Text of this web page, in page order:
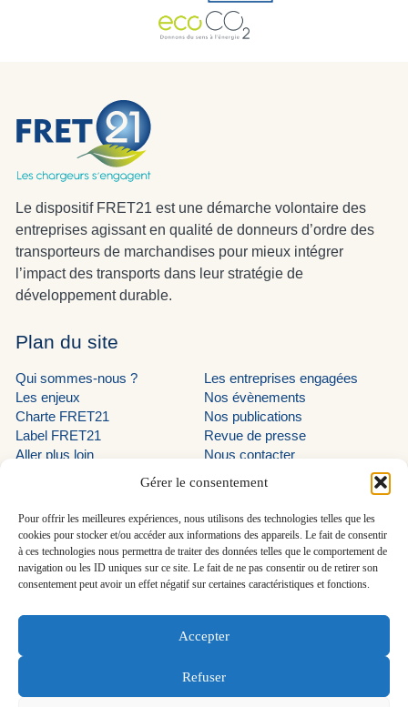
Gérer le consentement
Pour offrir les meilleures expériences, nous utilisons des technologies telles que les
cookies pour stocker et/ou accéder aux informations des appareils. Le fait de consentir
à ces technologies nous permettra de traiter des données telles que le comportement de
navigation ou les ID uniques sur ce site. Le fait de ne pas consentir ou de retirer son
consentement peut avoir un effet négatif sur certaines caractéristiques et fonctions.
Accepter
Refuser
Le dispositif FRET21 est une démarche volontaire des
entreprises agissant en qualité de donneurs d’ordre des
transporteurs de marchandises pour mieux intégrer
l’impact des transports dans leur stratégie de
développement durable.
Plan du site
Qui sommes-nous ?
Les enjeux
Charte FRET21
Label FRET21
Aller plus loin
Les entreprises engagées
Nos évènements
Nos publications
Revue de presse
Nous contacter
LinkedIn programme EVE
LinkedIn AUTF
LinkedIn FRET21
En savoir plus
Découvrir le programme EVE
FRET21 - Tous droits réservés